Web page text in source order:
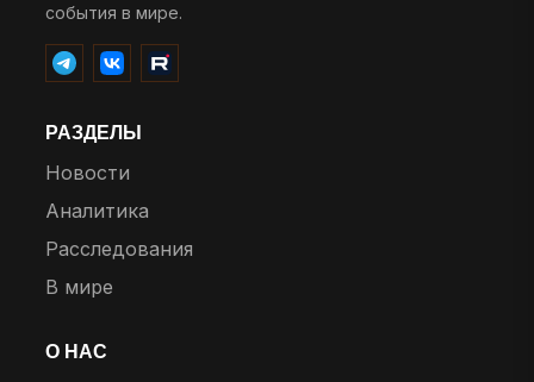
события в мире.
РАЗДЕЛЫ
Новости
Аналитика
Расследования
В мире
О НАС